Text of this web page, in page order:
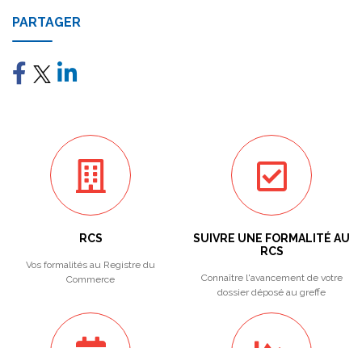
PARTAGER
RCS
Vos formalités au Registre du
Commerce
SUIVRE UNE FORMALITÉ AU
RCS
Connaître l'avancement de votre
dossier déposé au greffe